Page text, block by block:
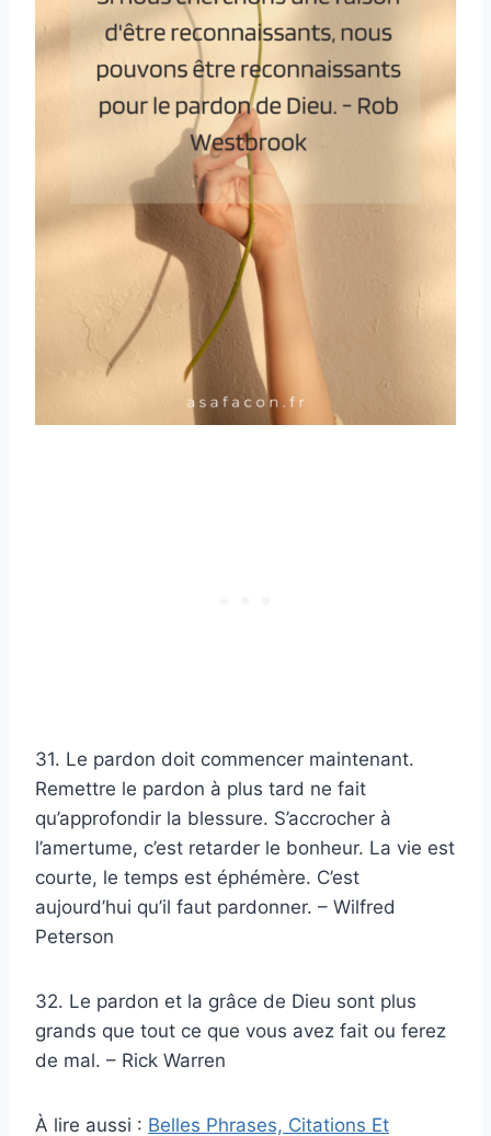
31. Le pardon doit commencer maintenant.
Remettre le pardon à plus tard ne fait
qu’approfondir la blessure. S’accrocher à
l’amertume, c’est retarder le bonheur. La vie est
courte, le temps est éphémère. C’est
aujourd’hui qu’il faut pardonner. – Wilfred
Peterson
32. Le pardon et la grâce de Dieu sont plus
grands que tout ce que vous avez fait ou ferez
de mal. – Rick Warren
À lire aussi : Belles Phrases, Citations Et